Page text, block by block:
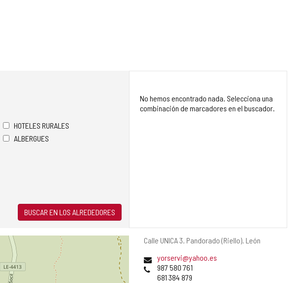
Dirección
Calle UNICA 3. Pandorado (Riello). León
Dirección
de
correo
yorservi@yahoo.es
Teléfonos
987 580 761
681 384 879
HOTELES RURALES
ALBERGUES
BUSCAR EN LOS ALREDEDORES
No hemos encontrado nada. Selecciona una
combinación de marcadores en el buscador.